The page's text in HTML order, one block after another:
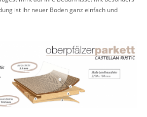
ist ihr neuer Boden ganz einfach und